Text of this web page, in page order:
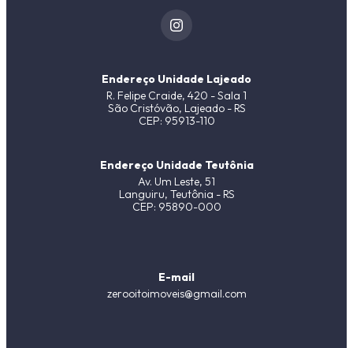
Endereço Unidade Lajeado
R. Felipe Craide, 420 - Sala 1
São Cristóvão, Lajeado - RS
CEP: 95913-110
Endereço Unidade Teutônia
Av. Um Leste, 51
Languiru, Teutônia - RS
CEP: 95890-000
E-mail
zerooitoimoveis@gmail.com